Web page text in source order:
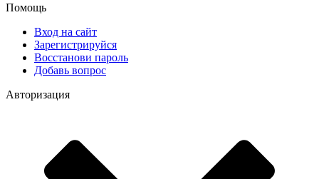
Помощь
Вход на сайт
Зарегистрируйся
Восстанови пароль
Добавь вопрос
Авторизация